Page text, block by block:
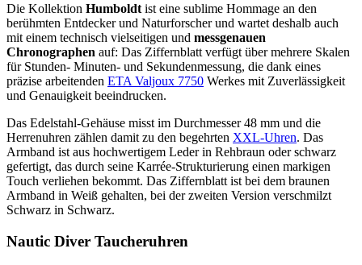
Die Kollektion Humboldt ist eine sublime Hommage an den
berühmten Entdecker und Naturforscher und wartet deshalb auch
mit einem technisch vielseitigen und messgenauen
Chronographen auf: Das Ziffernblatt verfügt über mehrere Skalen
für Stunden- Minuten- und Sekundenmessung, die dank eines
präzise arbeitenden ETA Valjoux 7750 Werkes mit Zuverlässigkeit
und Genauigkeit beeindrucken.
Das Edelstahl-Gehäuse misst im Durchmesser 48 mm und die
Herrenuhren zählen damit zu den begehrten XXL-Uhren. Das
Armband ist aus hochwertigem Leder in Rehbraun oder schwarz
gefertigt, das durch seine Karrée-Strukturierung einen markigen
Touch verliehen bekommt. Das Ziffernblatt ist bei dem braunen
Armband in Weiß gehalten, bei der zweiten Version verschmilzt
Schwarz in Schwarz.
Nautic Diver Taucheruhren